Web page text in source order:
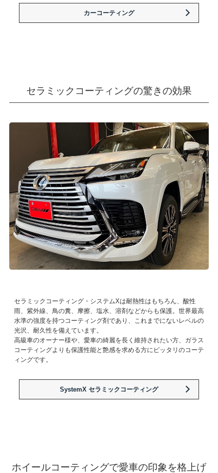
カーコーティング
セラミックコーティングの驚きの効果
セラミックコーティング・システムXは耐熱性はもちろん、酸性
雨、紫外線、鳥の糞、摩擦、塩水、溶剤などからも保護。世界最高
水準の強度を持つコーティング剤であり、これまでにないレベルの
光沢、耐久性を備えています。
高級車のオーナー様や、愛車の綺麗を長く維持されたい方、ガラス
コーティングよりも保護性能と艶感を求める方にピッタリのコーテ
ィングです。
SystemX セラミックコーティング
ホイールコーティングで愛車の印象を格上げ